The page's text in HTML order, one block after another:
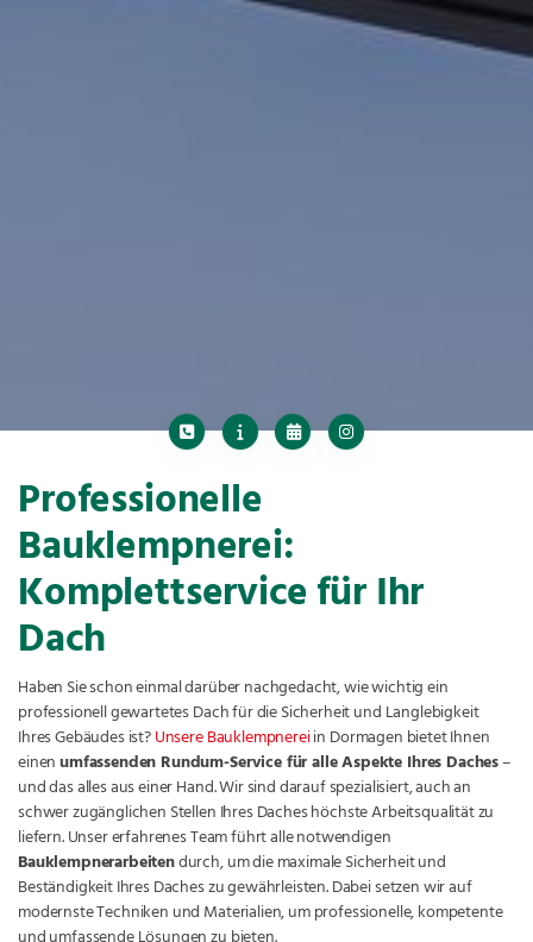
Professionelle
Bauklempnerei:
Komplettservice für Ihr
Dach
Haben Sie schon einmal darüber nachgedacht, wie wichtig ein
professionell gewartetes Dach für die Sicherheit und Langlebigkeit
Ihres Gebäudes ist?Unsere Bauklempnereiin Dormagen bietet Ihnen
einenumfassenden Rundum-Service für alle Aspekte Ihres Daches–
und das alles aus einer Hand. Wir sind darauf spezialisiert, auch an
schwer zugänglichen Stellen Ihres Daches höchste Arbeitsqualität zu
liefern. Unser erfahrenes Team führt alle notwendigen
Bauklempnerarbeitendurch, um die maximale Sicherheit und
Beständigkeit Ihres Daches zu gewährleisten. Dabei setzen wir auf
modernste Techniken und Materialien, um professionelle, kompetente